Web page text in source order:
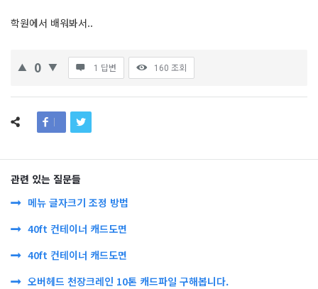
학원에서 배워봐서..
0 1 답변 160 조회
관련 있는 질문들
메뉴 글자크기 조정 방법
40ft 컨테이너 캐드도면
40ft 컨테이너 캐드도면
오버헤드 천장크레인 10톤 캐드파일 구해봅니다.